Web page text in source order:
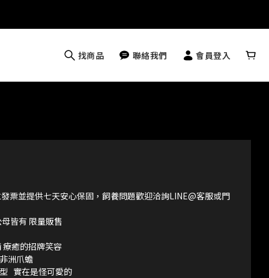
找商品 聯絡我們 會員登入
票並提供七天安心保固，飼養問題歡迎洽詢LINE@客服或門
皆有 限量販售
療癒的招牌笑容
洲爪蟾
實在是怪可愛的